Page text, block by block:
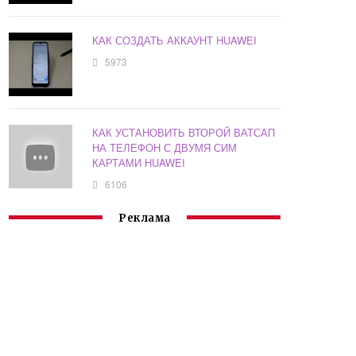
КАК СОЗДАТЬ АККАУНТ HUAWEI
5973
КАК УСТАНОВИТЬ ВТОРОЙ ВАТСАП
НА ТЕЛЕФОН С ДВУМЯ СИМ
КАРТАМИ HUAWEI
6106
Реклама